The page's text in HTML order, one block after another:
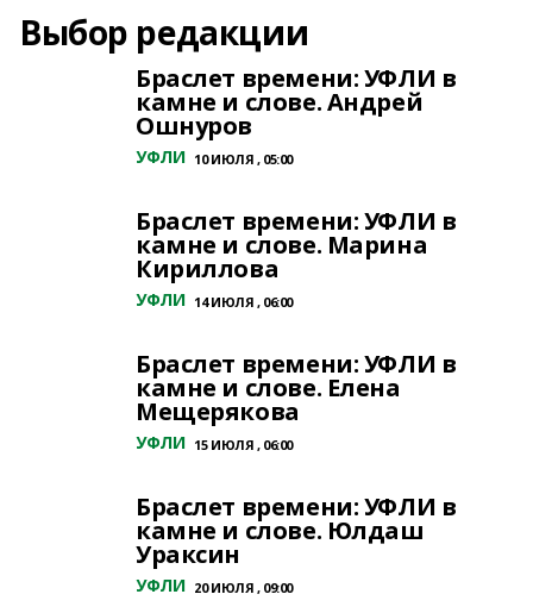
Выбор редакции
Браслет времени: УФЛИ в
камне и слове. Андрей
Ошнуров
УФЛИ 10 ИЮЛЯ , 05:00
Браслет времени: УФЛИ в
камне и слове. Марина
Кириллова
УФЛИ 14 ИЮЛЯ , 06:00
Браслет времени: УФЛИ в
камне и слове. Елена
Мещерякова
УФЛИ 15 ИЮЛЯ , 06:00
Браслет времени: УФЛИ в
камне и слове. Юлдаш
Ураксин
УФЛИ 20 ИЮЛЯ , 09:00